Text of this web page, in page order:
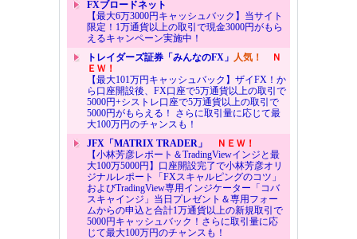
FXブロードネット
【最大6万3000円キャッシュバック】当サイト
限定！1万通貨以上の取引で現金3000円がもら
えるキャンペーン実施中！
トレイダーズ証券「みんなのFX」 人気！
Ｎ
ＥＷ！
【最大101万円キャッシュバック】ザイFX！か
ら口座開設後、FX口座で5万通貨以上の取引で
5000円+シストレ口座で5万通貨以上の取引で
5000円がもらえる！ さらに取引量に応じて最
大100万円のチャンスも！
JFX「MATRIX TRADER」
ＮＥＷ！
【小林芳彦レポート＆TradingViewインジと最
大100万5000円】口座開設完了で小林芳彦オリ
ジナルレポート「FXスキャルピングのコツ」
およびTradingView専用インジケーター「コバ
スキャインジ」当日プレゼント＆専用フォー
ムからの申込と合計1万通貨以上の新規取引で
5000円キャッシュバック！さらに取引量に応
じて最大100万円のチャンスも！